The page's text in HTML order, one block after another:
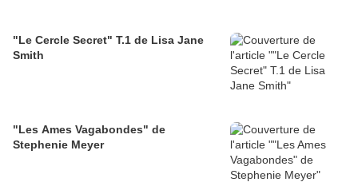
"Le Cercle Secret" T.1 de Lisa Jane
Smith
"Les Ames Vagabondes" de
Stephenie Meyer